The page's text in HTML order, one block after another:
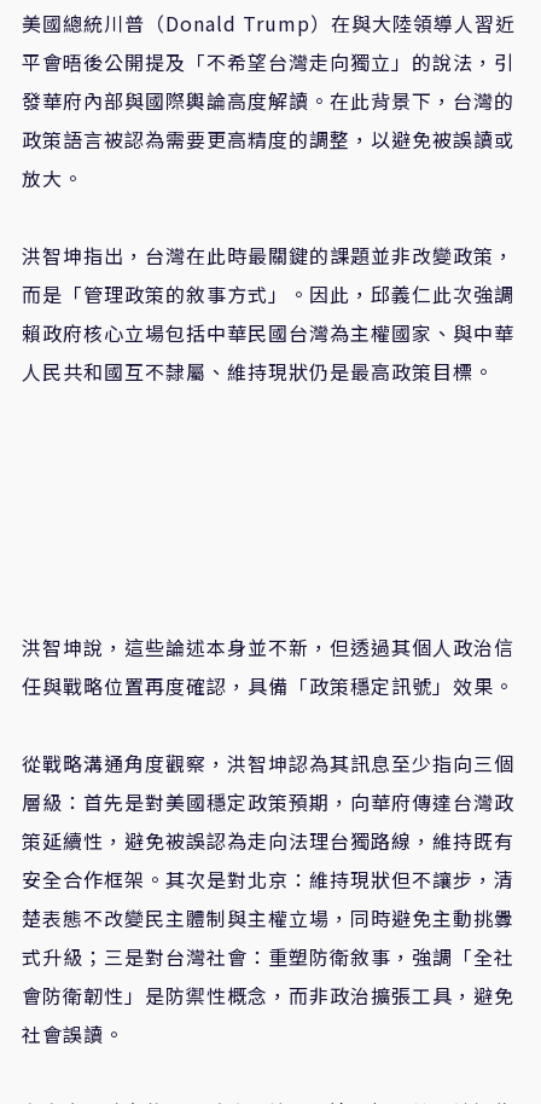
美國總統川普（Donald Trump）在與大陸領導人習近
平會晤後公開提及「不希望台灣走向獨立」的說法，引
發華府內部與國際輿論高度解讀。在此背景下，台灣的
政策語言被認為需要更高精度的調整，以避免被誤讀或
放大。
洪智坤指出，台灣在此時最關鍵的課題並非改變政策，
而是「管理政策的敘事方式」。因此，邱義仁此次強調
賴政府核心立場包括中華民國台灣為主權國家、與中華
人民共和國互不隸屬、維持現狀仍是最高政策目標。
洪智坤說，這些論述本身並不新，但透過其個人政治信
任與戰略位置再度確認，具備「政策穩定訊號」效果。
從戰略溝通角度觀察，洪智坤認為其訊息至少指向三個
層級：首先是對美國穩定政策預期，向華府傳達台灣政
策延續性，避免被誤認為走向法理台獨路線，維持既有
安全合作框架。其次是對北京：維持現狀但不讓步，清
楚表態不改變民主體制與主權立場，同時避免主動挑釁
式升級；三是對台灣社會：重塑防衛敘事，強調「全社
會防衛韌性」是防禦性概念，而非政治擴張工具，避免
社會誤讀。